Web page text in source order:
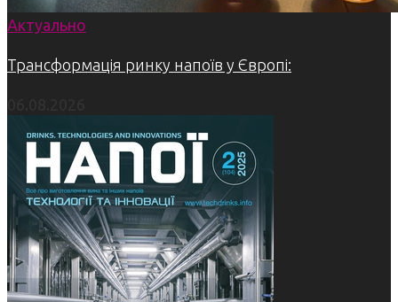
Актуально
Трансформація ринку напоїв у Європі: